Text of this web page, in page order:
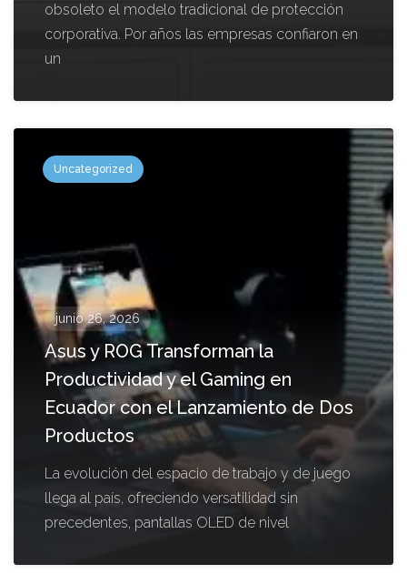
obsoleto el modelo tradicional de protección
corporativa. Por años las empresas confiaron en
un
Uncategorized
junio 26, 2026
Asus y ROG Transforman la
Productividad y el Gaming en
Ecuador con el Lanzamiento de Dos
Productos
La evolución del espacio de trabajo y de juego
llega al país, ofreciendo versatilidad sin
precedentes, pantallas OLED de nivel